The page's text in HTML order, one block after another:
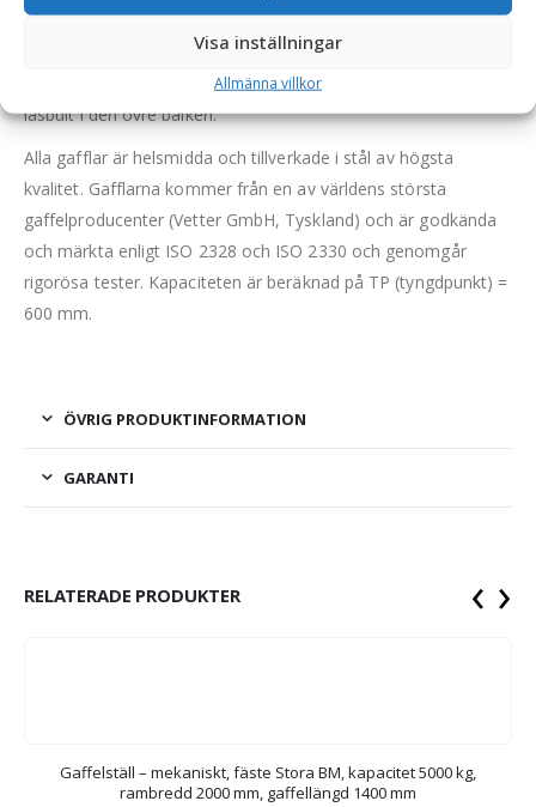
Visa inställningar
Allmänna villkor
för dagens högt ställda krav på kvalitet, säkerhet och
Gafflarna flyttas manuellt och låses fast i rätt läge med en
låsbult i den övre balken.
Alla gafflar är helsmidda och tillverkade i stål av högsta
kvalitet. Gafflarna kommer från en av världens största
gaffelproducenter (Vetter GmbH, Tyskland) och är godkända
och märkta enligt ISO 2328 och ISO 2330 och genomgår
rigorösa tester. Kapaciteten är beräknad på TP (tyngdpunkt) =
600 mm.
ÖVRIG PRODUKTINFORMATION
GARANTI
RELATERADE PRODUKTER
Gaffelställ – mekaniskt, fäste Stora BM, kapacitet 5000 kg,
rambredd 2000 mm, gaffellängd 1400 mm
‹ ›